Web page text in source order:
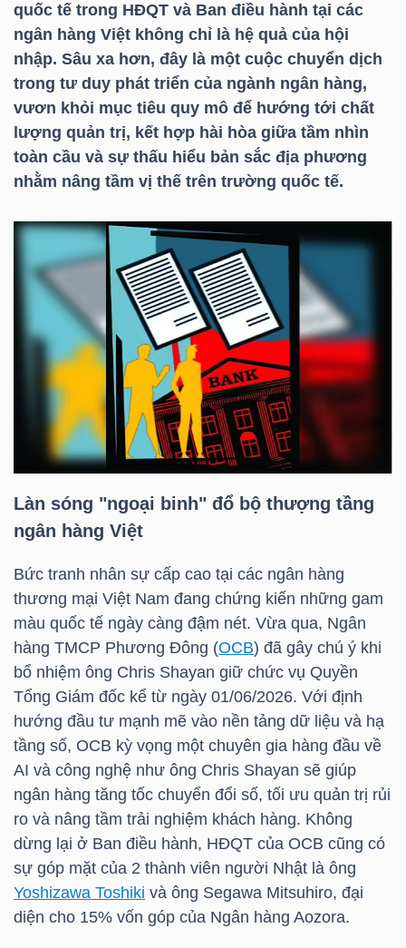
quốc tế trong HĐQT và Ban điều hành tại các
ngân hàng Việt không chỉ là hệ quả của hội
nhập. Sâu xa hơn, đây là một cuộc chuyển dịch
trong tư duy phát triển của ngành ngân hàng,
vươn khỏi mục tiêu quy mô để hướng tới chất
lượng quản trị, kết hợp hài hòa giữa tầm nhìn
toàn cầu và sự thấu hiểu bản sắc địa phương
nhằm nâng tầm vị thế trên trường quốc tế.
Làn sóng "ngoại binh" đổ bộ thượng tầng
ngân hàng Việt
Bức tranh nhân sự cấp cao tại các ngân hàng
thương mại Việt Nam đang chứng kiến những gam
màu quốc tế ngày càng đậm nét. Vừa qua, Ngân
hàng TMCP Phương Đông (OCB) đã gây chú ý khi
bổ nhiệm ông Chris Shayan giữ chức vụ Quyền
Tổng Giám đốc kể từ ngày 01/06/2026. Với định
hướng đầu tư mạnh mẽ vào nền tảng dữ liệu và hạ
tầng số, OCB kỳ vọng một chuyên gia hàng đầu về
AI và công nghệ như ông Chris Shayan sẽ giúp
ngân hàng tăng tốc chuyển đổi số, tối ưu quản trị rủi
ro và nâng tầm trải nghiệm khách hàng. Không
dừng lại ở Ban điều hành, HĐQT của OCB cũng có
sự góp mặt của 2 thành viên người Nhật là ông
Yoshizawa Toshiki và ông Segawa Mitsuhiro, đại
diện cho 15% vốn góp của Ngân hàng Aozora.
NGHIỆP
BẤT
TÀI
CHÍNH
HÀNG
HÓA
KINH
TẾ
ĐÔNG
DƯƠNG
NHÂN